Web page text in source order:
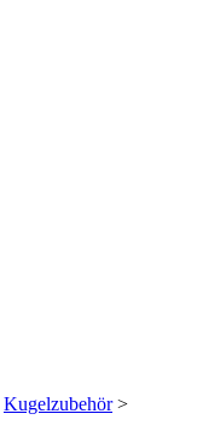
Kugelzubehör>